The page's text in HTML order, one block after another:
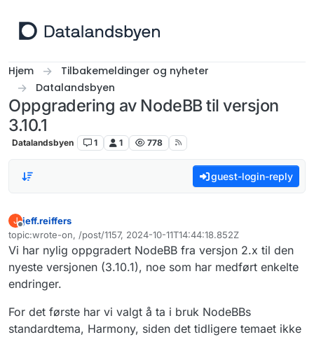
Hjem
Tilbakemeldinger og nyheter
Datalandsbyen
Oppgradering av NodeBB til versjon
3.10.1
Datalandsbyen 1 1 778
guest-login-reply
J
Frakoblet
jeff.reiffers
topic:wrote-on, /post/1157, 2024-10-11T14:44:18.852Z
Sist endret av
Vi har nylig oppgradert NodeBB fra versjon 2.x til den
nyeste versjonen (3.10.1), noe som har medført enkelte
endringer.
For det første har vi valgt å ta i bruk NodeBBs
standardtema, Harmony, siden det tidligere temaet ikke